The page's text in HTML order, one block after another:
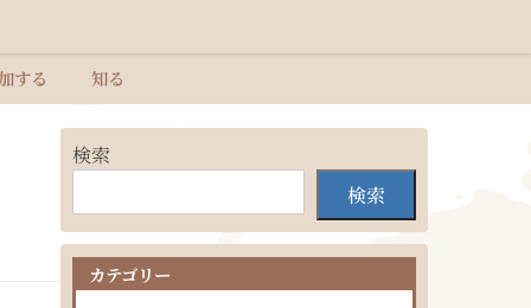
する 知る
検索
検索
カテゴリー